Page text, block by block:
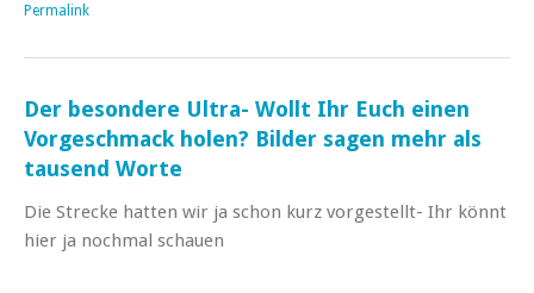
Permalink
Der besondere Ultra- Wollt Ihr Euch einen
Vorgeschmack holen? Bilder sagen mehr als
tausend Worte
Die Strecke hatten wir ja schon kurz vorgestellt- Ihr könnt
hier ja nochmal schauen